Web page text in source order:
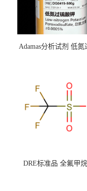
Adamas分析试剂 低氮
（泰坦现货供应）
DRE标准品 全氟甲